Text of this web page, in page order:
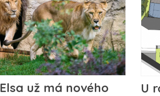
už má nového
U